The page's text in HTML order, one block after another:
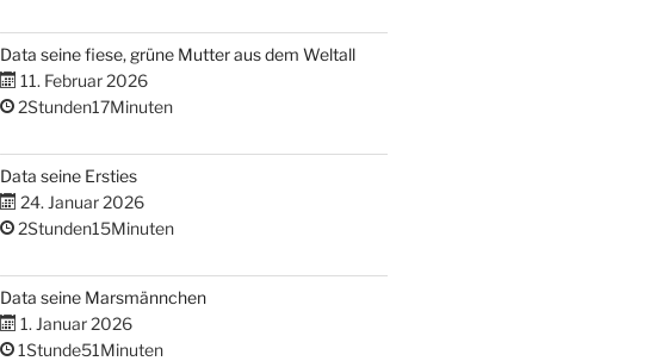
Data seine fiese, grüne Mutter aus dem Weltall
11. Februar 2026
2Stunden17Minuten
Data seine Ersties
24. Januar 2026
2Stunden15Minuten
Data seine Marsmännchen
1. Januar 2026
1Stunde51Minuten